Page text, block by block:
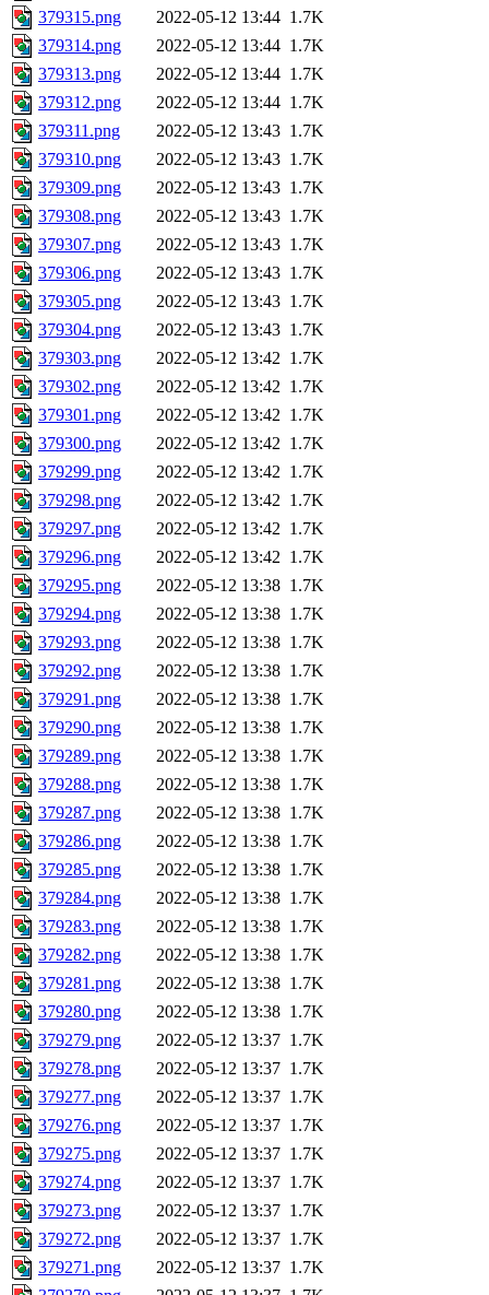
379315.png
2022-05-12 13:44 1.7K
379314.png
2022-05-12 13:44 1.7K
379313.png
2022-05-12 13:44 1.7K
379312.png
2022-05-12 13:44 1.7K
379311.png
2022-05-12 13:43 1.7K
379310.png
2022-05-12 13:43 1.7K
379309.png
2022-05-12 13:43 1.7K
379308.png
2022-05-12 13:43 1.7K
379307.png
2022-05-12 13:43 1.7K
379306.png
2022-05-12 13:43 1.7K
379305.png
2022-05-12 13:43 1.7K
379304.png
2022-05-12 13:43 1.7K
379303.png
2022-05-12 13:42 1.7K
379302.png
2022-05-12 13:42 1.7K
379301.png
2022-05-12 13:42 1.7K
379300.png
2022-05-12 13:42 1.7K
379299.png
2022-05-12 13:42 1.7K
379298.png
2022-05-12 13:42 1.7K
379297.png
2022-05-12 13:42 1.7K
379296.png
2022-05-12 13:42 1.7K
379295.png
2022-05-12 13:38 1.7K
379294.png
2022-05-12 13:38 1.7K
379293.png
2022-05-12 13:38 1.7K
379292.png
2022-05-12 13:38 1.7K
379291.png
2022-05-12 13:38 1.7K
379290.png
2022-05-12 13:38 1.7K
379289.png
2022-05-12 13:38 1.7K
379288.png
2022-05-12 13:38 1.7K
379287.png
2022-05-12 13:38 1.7K
379286.png
2022-05-12 13:38 1.7K
379285.png
2022-05-12 13:38 1.7K
379284.png
2022-05-12 13:38 1.7K
379283.png
2022-05-12 13:38 1.7K
379282.png
2022-05-12 13:38 1.7K
379281.png
2022-05-12 13:38 1.7K
379280.png
2022-05-12 13:38 1.7K
379279.png
2022-05-12 13:37 1.7K
379278.png
2022-05-12 13:37 1.7K
379277.png
2022-05-12 13:37 1.7K
379276.png
2022-05-12 13:37 1.7K
379275.png
2022-05-12 13:37 1.7K
379274.png
2022-05-12 13:37 1.7K
379273.png
2022-05-12 13:37 1.7K
379272.png
2022-05-12 13:37 1.7K
379271.png
2022-05-12 13:37 1.7K